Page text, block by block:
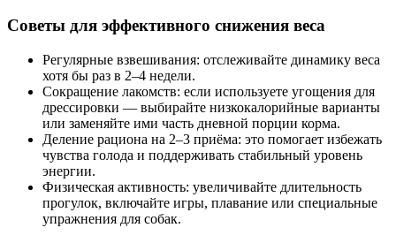
Советы для эффективного снижения веса
Регулярные взвешивания: отслеживайте динамику веса
хотя бы раз в 2–4 недели.
Сокращение лакомств: если используете угощения для
дрессировки — выбирайте низкокалорийные варианты
или заменяйте ими часть дневной порции корма.
Деление рациона на 2–3 приёма: это помогает избежать
чувства голода и поддерживать стабильный уровень
энергии.
Физическая активность: увеличивайте длительность
прогулок, включайте игры, плавание или специальные
упражнения для собак.